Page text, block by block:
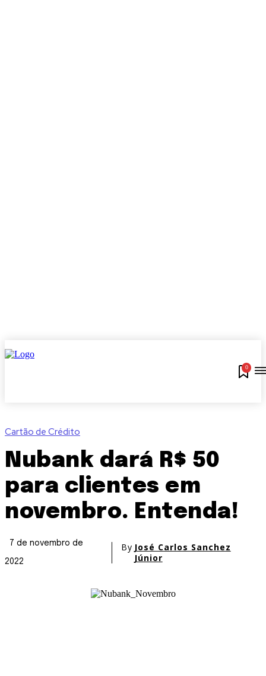
0
Cartão de Crédito
Nubank dará R$ 50
para clientes em
novembro. Entenda!
7 de novembro de
2022
By José Carlos Sanchez
Júnior